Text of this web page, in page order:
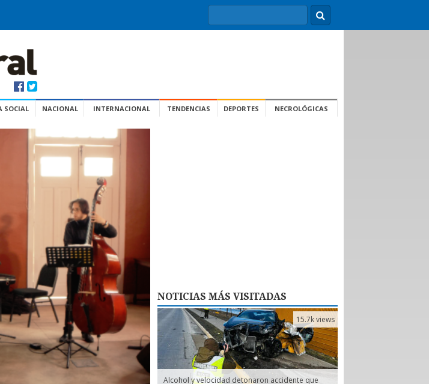
SOCIAL NACIONAL INTERNACIONAL TENDENCIAS DEPORTES NECROLÓGICAS
NOTICIAS MÁS VISITADAS
Alcohol y velocidad detonaron accidente que
15.7k views